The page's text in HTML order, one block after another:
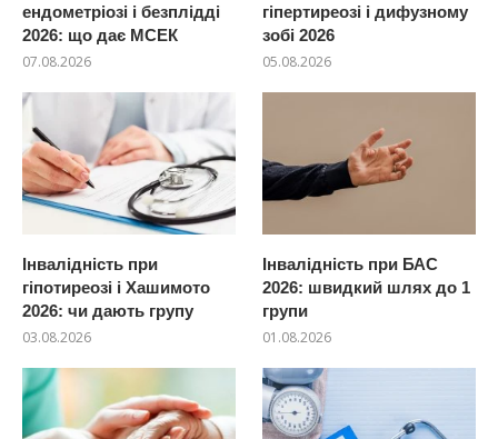
ендометріозі і безплідді
2026: що дає МСЕК
07.08.2026
гіпертиреозі і дифузному
зобі 2026
05.08.2026
Інвалідність при
гіпотиреозі і Хашимото
2026: чи дають групу
03.08.2026
Інвалідність при БАС
2026: швидкий шлях до 1
групи
01.08.2026